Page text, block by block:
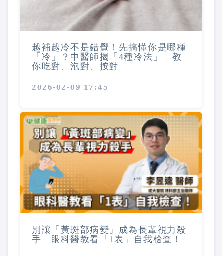
越補越冷不是錯覺！先搞懂你是哪種
「冷」？中醫師揭「4種冷法」，教
你吃對、泡對、按對
2026-02-09 17:45
別讓「黃斑部病變」成為長輩視力殺
手 眼科醫教看「1表」自我檢查！